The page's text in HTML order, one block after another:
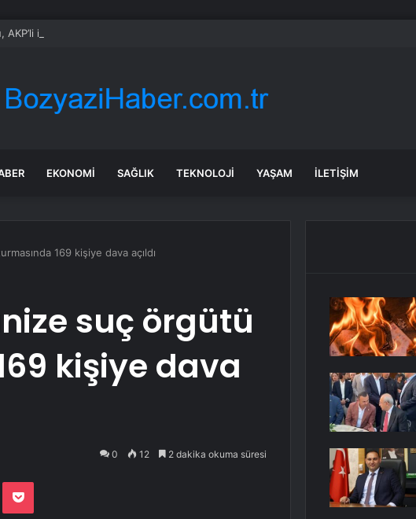
AKP’li isimle birlikte nikah şahitliği yaptı
EKONOMI SAĞLIK TEKNOLOJI YAŞAM İLETIŞIM
169 kişiye dava açıldı
suç örgütü
kişiye dava
0 12 2 dakika okuma süresi
Pocket